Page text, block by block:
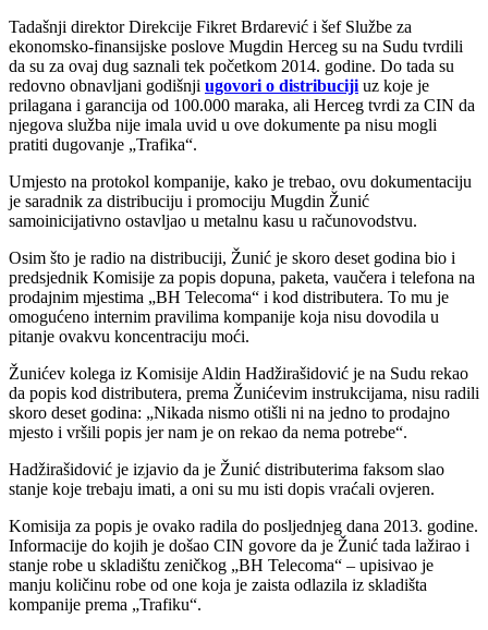
Tadašnji direktor Direkcije Fikret Brdarević i šef Službe za
ekonomsko-finansijske poslove Mugdin Herceg su na Sudu tvrdili
da su za ovaj dug saznali tek početkom 2014. godine. Do tada su
redovno obnavljani godišnji ugovori o distribuciji uz koje je
prilagana i garancija od 100.000 maraka, ali Herceg tvrdi za CIN da
njegova služba nije imala uvid u ove dokumente pa nisu mogli
pratiti dugovanje „Trafika“.
Umjesto na protokol kompanije, kako je trebao, ovu dokumentaciju
je saradnik za distribuciju i promociju Mugdin Žunić
samoinicijativno ostavljao u metalnu kasu u računovodstvu.
Osim što je radio na distribuciji, Žunić je skoro deset godina bio i
predsjednik Komisije za popis dopuna, paketa, vaučera i telefona na
prodajnim mjestima „BH Telecoma“ i kod distributera. To mu je
omogućeno internim pravilima kompanije koja nisu dovodila u
pitanje ovakvu koncentraciju moći.
Žunićev kolega iz Komisije Aldin Hadžirašidović je na Sudu rekao
da popis kod distributera, prema Žunićevim instrukcijama, nisu radili
skoro deset godina: „Nikada nismo otišli ni na jedno to prodajno
mjesto i vršili popis jer nam je on rekao da nema potrebe“.
Hadžirašidović je izjavio da je Žunić distributerima faksom slao
stanje koje trebaju imati, a oni su mu isti dopis vraćali ovjeren.
Komisija za popis je ovako radila do posljednjeg dana 2013. godine.
Informacije do kojih je došao CIN govore da je Žunić tada lažirao i
stanje robe u skladištu zeničkog „BH Telecoma“ – upisivao je
manju količinu robe od one koja je zaista odlazila iz skladišta
kompanije prema „Trafiku“.